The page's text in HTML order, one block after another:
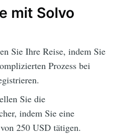
mit Solvo
Sie Ihre Reise, indem Sie
Prozess bei
Sie die
indem Sie eine
250 USD tätigen.